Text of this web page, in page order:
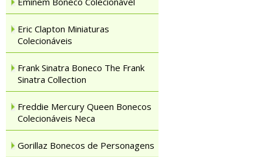
Eric Clapton Miniaturas
Colecionáveis
Frank Sinatra Boneco The Frank
Sinatra Collection
Freddie Mercury Queen Bonecos
Colecionáveis Neca
Gorillaz Bonecos de Personagens